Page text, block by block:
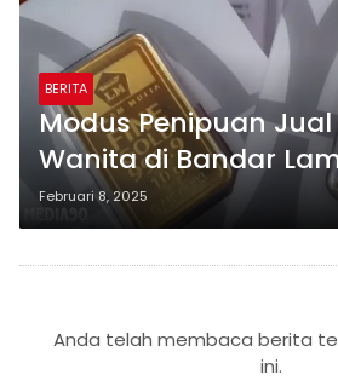
BERITA
Modus Penipuan Jual
Wanita di Bandar
Rp400 Juta
Februari 8, 2025
Anda telah membaca berita
ini.